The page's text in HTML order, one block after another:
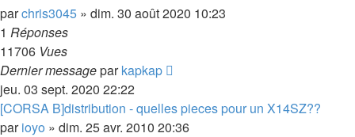
parchris3045 » dim. 30 août 2020 10:23
1 Réponses
11706 Vues
Dernier messageparkapkap
jeu. 03 sept. 2020 22:22
[CORSA B]distribution - quelles pieces pour un X14SZ??
parioyo » dim. 25 avr. 2010 20:36